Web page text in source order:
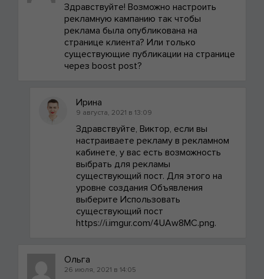
Здравствуйте! Возможно настроить
рекламную кампанию так чтобы
реклама была опубликована на
странице клиента? Или только
существующие публикации на странице
через boost post?
Ирина
9 августа, 2021 в 13:09
Здравствуйте, Виктор, если вы
настраиваете рекламу в рекламном
кабинете, у вас есть возможность
выбрать для рекламы
существующий пост. Для этого на
уровне создания Объявления
выберите Использовать
существующий пост
https://i.imgur.com/4UAw8MC.png.
Ольга
26 июля, 2021 в 14:05